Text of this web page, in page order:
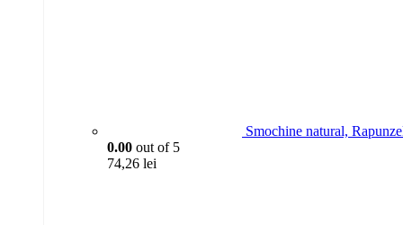
Smochine natural,
0.00 out of 5
74,26 lei